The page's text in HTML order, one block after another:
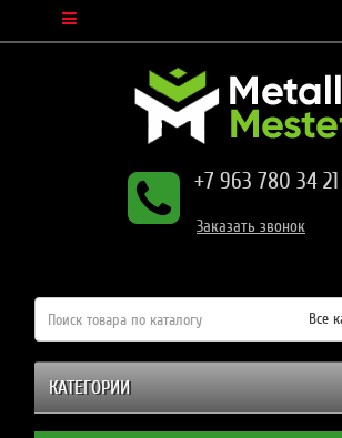
+7 963 780 34 21
Заказать звонок
Все
КАТЕГОРИИ